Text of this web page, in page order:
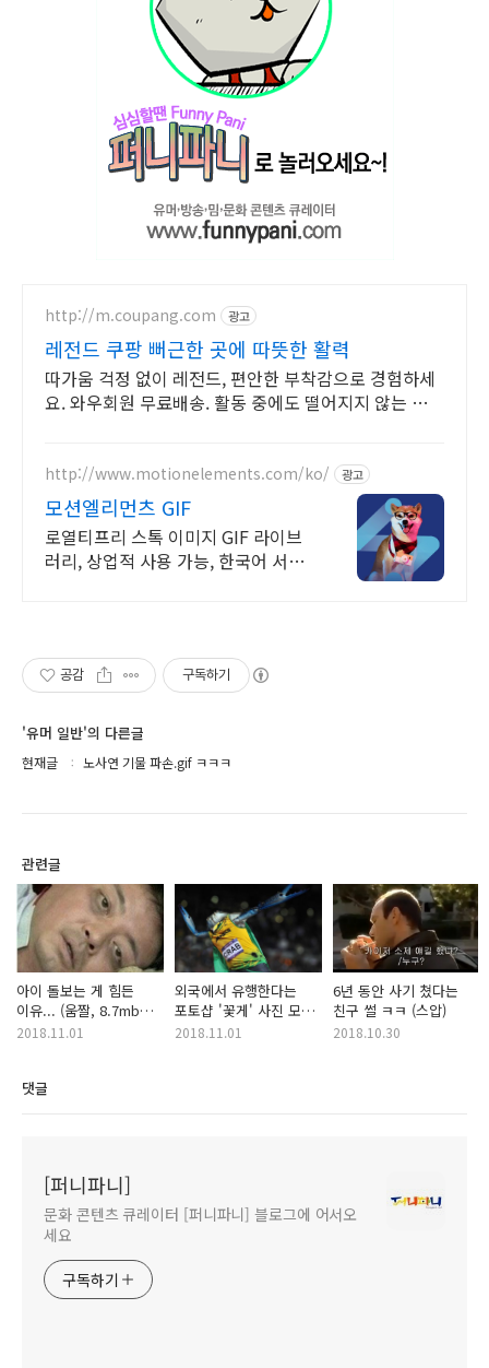
http://m.coupang.com 광고
레전드 쿠팡 뻐근한 곳에 따뜻한 활력
따가움 걱정 없이 레전드, 편안한 부착감으로 경험하세
요. 와우회원 무료배송. 활동 중에도 떨어지지 않는 패
http://www.motionelements.com/ko/ 광고
모션엘리먼츠 GIF
로열티프리 스톡 이미지 GIF 라이브
러리, 상업적 사용 가능, 한국어 서비
공감 구독하기
'유머 일반'의 다른글
현재글 노사연 기물 파손.gif ㅋㅋㅋ
관련글
아이 돌보는 게 힘든
이유... (움짤, 8.7mb
데이터 주의)
2018.11.01
외국에서 유행한다는
포토샵 '꽃게' 사진 모음
(밈, 스압)
2018.11.01
6년 동안 사기 쳤다는
친구 썰 ㅋㅋ (스압)
2018.10.30
댓글
[퍼니파니]
문화 콘텐츠 큐레이터 [퍼니파니] 블로그에 어서오
세요
구독하기